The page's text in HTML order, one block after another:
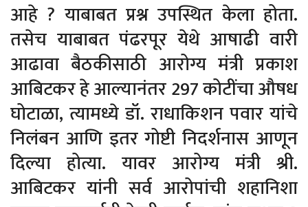
आहे ? याबाबत प्रश्न उपस्थित केला होता.
तसेच याबाबत पंढरपूर येथे आषाढी वारी
आढावा बैठकीसाठी आरोग्य मंत्री प्रकाश
आबिटकर हे आल्यानंतर 297 कोटींचा औषध
घोटाळा, त्यामध्ये डॉ. राधाकिशन पवार यांचे
निलंबन आणि इतर गोष्टी निदर्शनास आणून
दिल्या होत्या. यावर आरोग्य मंत्री श्री.
आबिटकर यांनी सर्व आरोपांची शहानिशा